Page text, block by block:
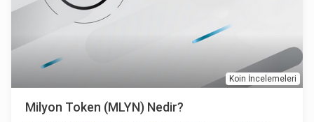
Koin İncelemeleri
Milyon Token (MLYN) Nedir?